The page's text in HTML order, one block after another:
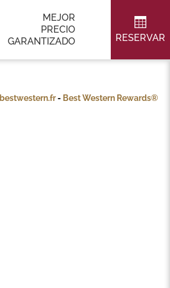
MEJOR
PRECIO
GARANTIZADO
RESERVAR
bestwestern.fr- Best Western Rewards®